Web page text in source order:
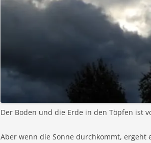
Der Boden und die Erde in den Töpfen ist
Aber wenn die Sonne durchkommt, ergeht